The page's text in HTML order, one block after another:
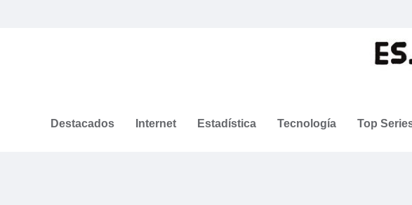
Destacados Internet Estadística Tecnología Top